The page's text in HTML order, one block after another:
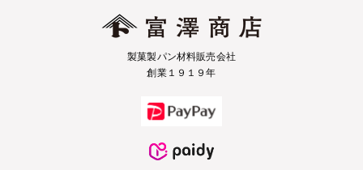
製菓製パン材料販売会社
創業１９１９年